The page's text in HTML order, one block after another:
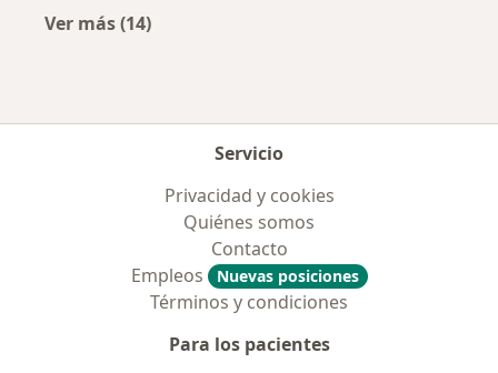
Ver más (14)
Servicio
Privacidad y cookies
Quiénes somos
Contacto
Empleos
Nuevas posiciones
Términos y condiciones
Para los pacientes